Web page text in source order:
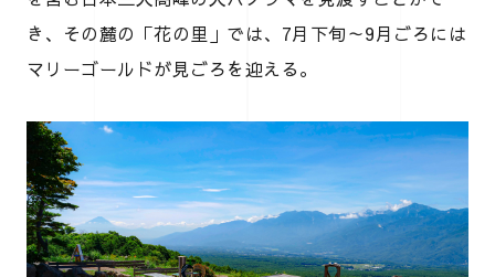
き、その麓の「花の里」では、7月下旬～9月ごろには
マリーゴールドが見ごろを迎える。